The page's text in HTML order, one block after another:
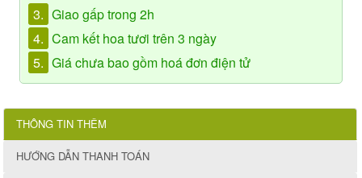
3. Giao gấp trong 2h
4. Cam kết hoa tươi trên 3 ngày
5. Giá chưa bao gồm hoá đơn điện tử
THÔNG TIN THÊM
HƯỚNG DẪN THANH TOÁN